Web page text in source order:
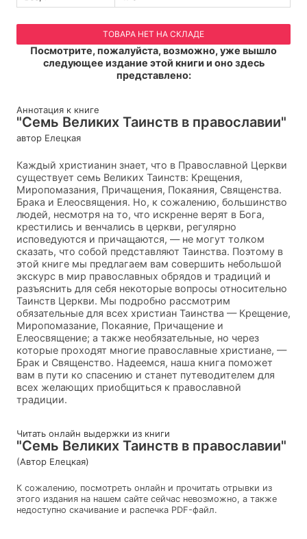
ТОВАРА НЕТ НА СКЛАДЕ
Посмотрите, пожалуйста, возможно, уже вышло
следующее издание этой книги и оно здесь
представлено:
Аннотация к книге
"Семь Великих Таинств в православии"
автор Елецкая
Каждый христианин знает, что в Православной Церкви
существует семь Великих Таинств: Крещения,
Миропомазания, Причащения, Покаяния, Священства.
Брака и Елеосвящения. Но, к сожалению, большинство
людей, несмотря на то, что искренне верят в Бога,
крестились и венчались в церкви, регулярно
исповедуются и причащаются, — не могут толком
сказать, что собой представляют Таинства. Поэтому в
этой книге мы предлагаем вам совершить небольшой
экскурс в мир православных обрядов и традиций и
разъяснить для себя некоторые вопросы относительно
Таинств Церкви. Мы подробно рассмотрим
обязательные для всех христиан Таинства — Крещение,
Миропомазание, Покаяние, Причащение и
Елеосвящение; а также необязательные, но через
которые проходят многие православные христиане, —
Брак и Священство. Надеемся, наша книга поможет
вам в пути ко спасению и станет путеводителем для
всех желающих приобщиться к православной
традиции.
Читать онлайн выдержки из книги
"Семь Великих Таинств в православии"
(Автор Елецкая)
К сожалению, посмотреть онлайн и прочитать отрывки из
этого издания на нашем сайте сейчас невозможно, а также
недоступно скачивание и распечка PDF-файл.